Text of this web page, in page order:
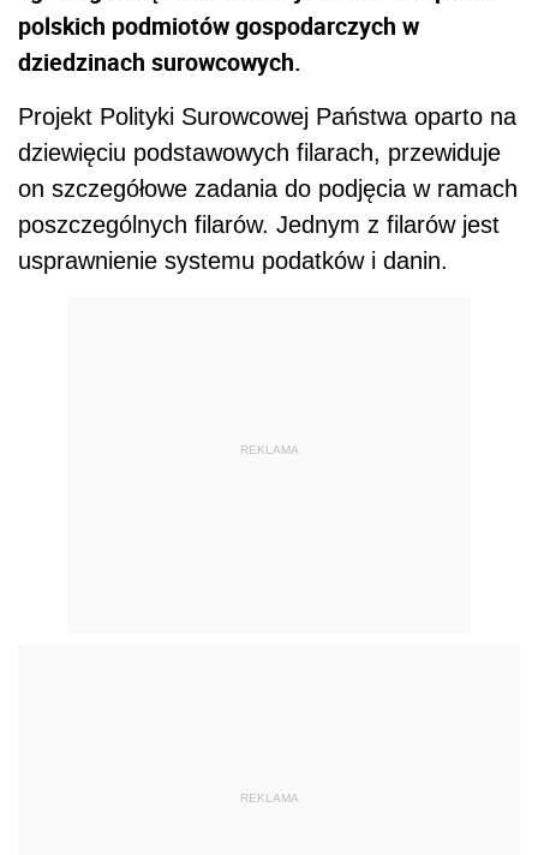
polskich podmiotów gospodarczych w
dziedzinach surowcowych.
Projekt Polityki Surowcowej Państwa oparto na
dziewięciu podstawowych filarach, przewiduje
on szczegółowe zadania do podjęcia w ramach
poszczególnych filarów. Jednym z filarów jest
usprawnienie systemu podatków i danin.
REKLAMA
REKLAMA